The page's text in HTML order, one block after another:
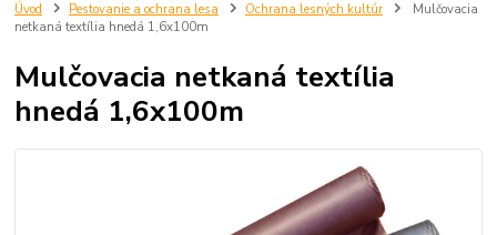
Úvod Pestovanie a ochrana lesa Ochrana lesných kultúr
Mulčovacia
netkaná textília hnedá 1,6x100m
Mulčovacia netkaná textília
hnedá 1,6x100m